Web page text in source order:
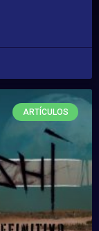
ARTÍCULOS